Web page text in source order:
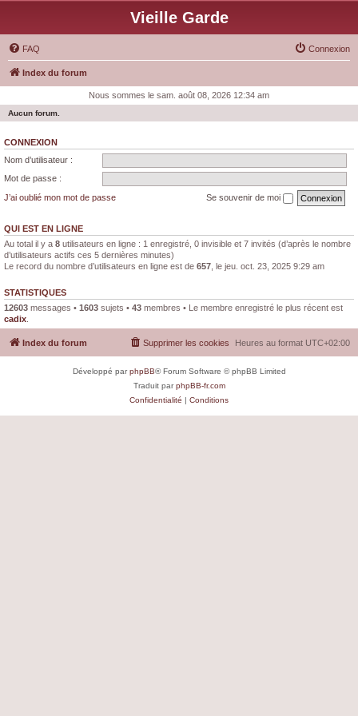
Vieille Garde
FAQ Connexion
Index du forum
Nous sommes le sam. août 08, 2026 12:34 am
Aucun forum.
CONNEXION
Nom d’utilisateur :
Mot de passe :
J’ai oublié mon mot de passe
Se souvenir de moi
QUI EST EN LIGNE
Au total il y a 8 utilisateurs en ligne : 1 enregistré, 0 invisible et 7 invités (d’après le nombre
d’utilisateurs actifs ces 5 dernières minutes)
Le record du nombre d’utilisateurs en ligne est de 657 , le jeu. oct. 23, 2025 9:29 am
STATISTIQUES
12603 messages • 1603 sujets • 43 membres • Le membre enregistré le plus récent est
cadix
Index du forum Heures au format UTC+02:00
Supprimer les cookies
Développé parphpBB® Forum Software © phpBB Limited
Traduit parphpBB-fr.com
Confidentialité | Conditions